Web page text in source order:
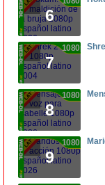
6
7
1080p
8
1080p
9
1080p